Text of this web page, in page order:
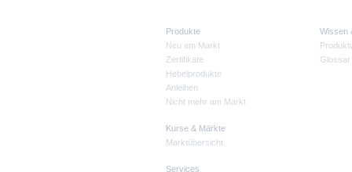
Produkte
Neu am Markt
Zertifikate
Hebelprodukte
Anleihen
Nicht mehr am Markt
Kurse & Märkte
Marktübersicht
Services
Wissen
Glossar